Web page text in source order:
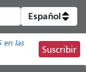
Español
en las
Suscribir